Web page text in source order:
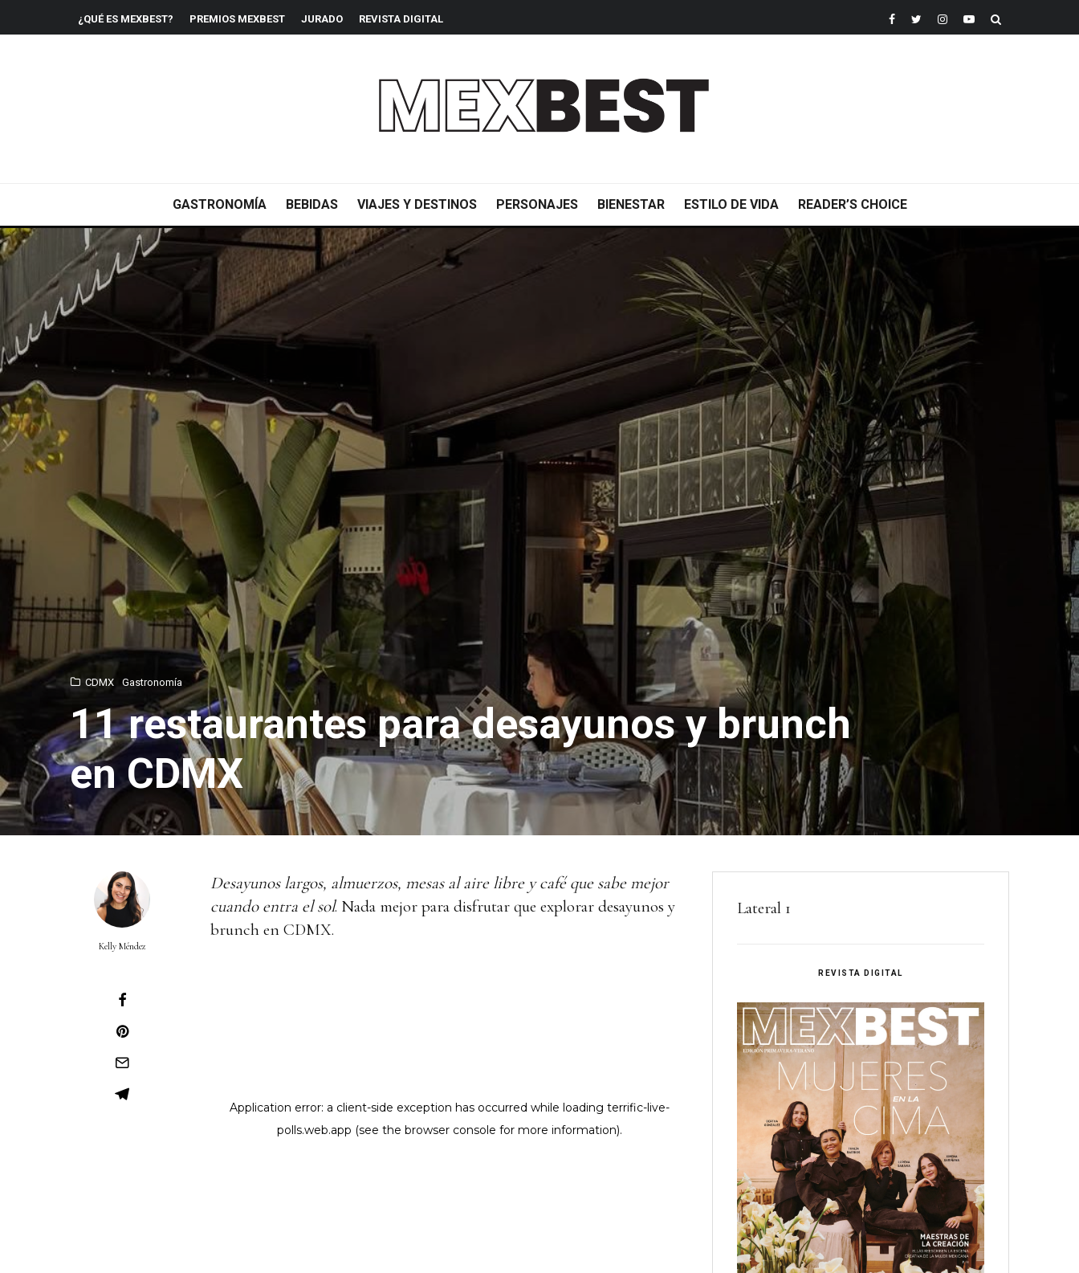
¿QUÉ ES MEXBEST? PREMIOS MEXBEST JURADO REVISTA DIGITAL
GASTRONOMÍA BEBIDAS VIAJES Y DESTINOS PERSONAJES BIENESTAR ESTILO DE VIDA READER’S CHOICE
CDMX Gastronomía
11 restaurantes para desayunos y brunch
en CDMX
Kelly Méndez
Desayunos largos, almuerzos, mesas al aire libre y café que sabe mejor
cuando entra el sol. Nada mejor para disfrutar que explorar desayunos y
brunch en CDMX.
Lateral 1
REVISTA DIGITAL